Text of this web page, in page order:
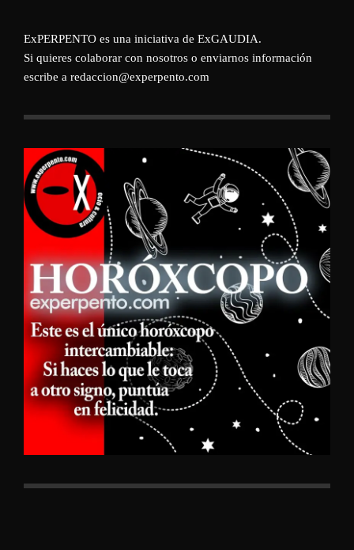
ExPERPENTO es una iniciativa de ExGAUDIA.
Si quieres colaborar con nosotros o enviarnos información
escribe a redaccion@experpento.com